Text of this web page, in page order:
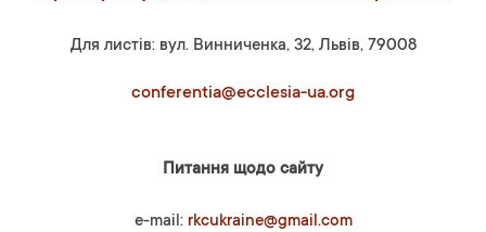
Для листів: вул. Винниченка, 32, Львів, 79008
conferentia@ecclesia-ua.org
Питання щодо сайту
e-mail: rkcukraine@gmail.com